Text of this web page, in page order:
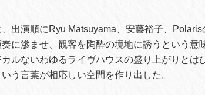
出演順にRyu Matsuyama、安藤裕子、
奏に滲ませ、観客を陶酔の境地に誘うという意
ルないわゆるライヴハウスの盛り上がりとは
う言葉が相応しい空間を作り出した。